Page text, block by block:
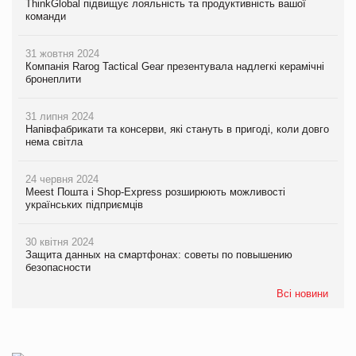
ThinkGlobal підвищує лояльність та продуктивність вашої
команди
31 жовтня 2024
Компанія Rarog Tactical Gear презентувала надлегкі керамічні
бронеплити
31 липня 2024
Напівфабрикати та консерви, які стануть в пригоді, коли довго
нема світла
24 червня 2024
Meest Пошта і Shop-Express розширюють можливості
українських підприємців
30 квітня 2024
Защита данных на смартфонах: советы по повышению
безопасности
Всі новини